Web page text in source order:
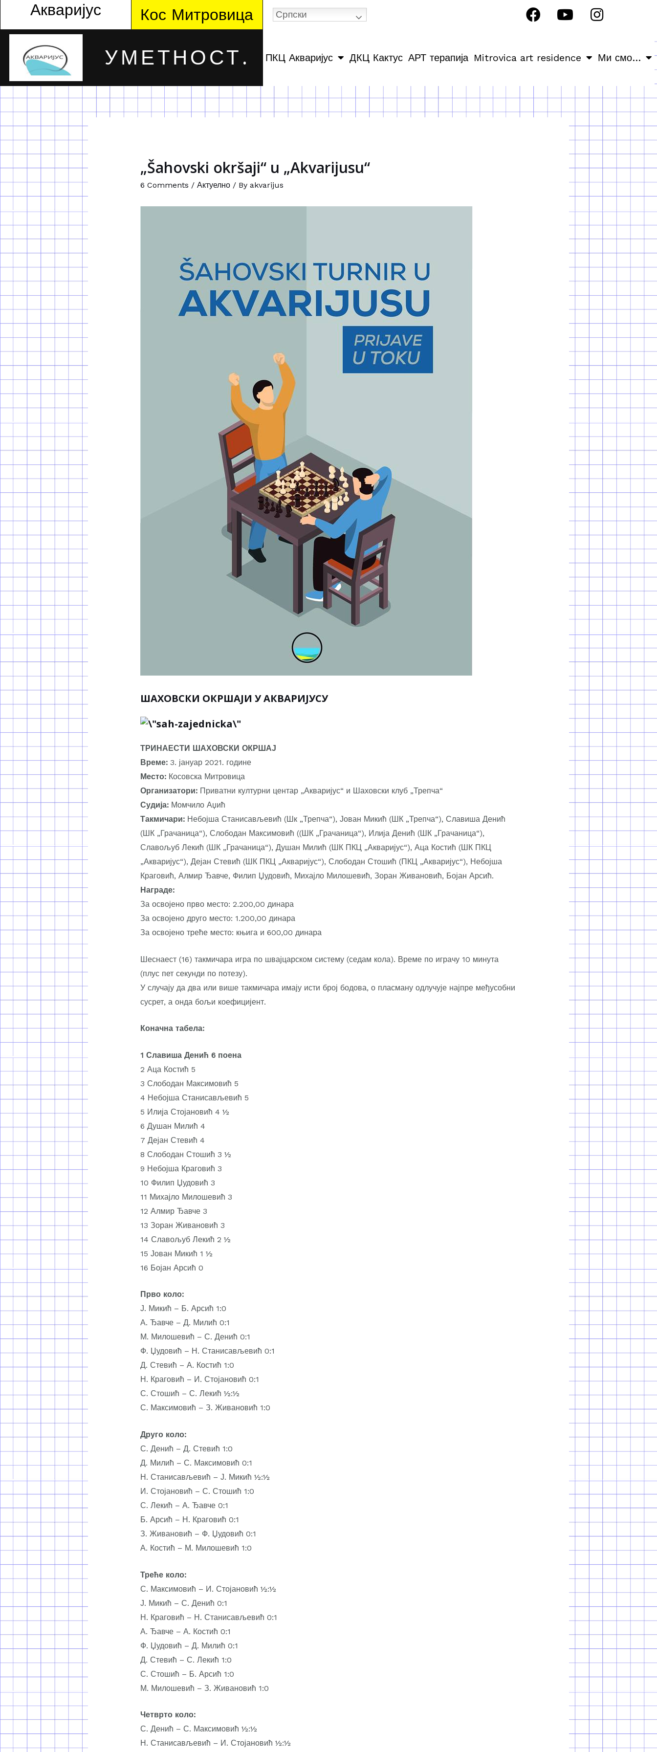
Акваријус Кос Митровица Српски
УМЕТНОСТ. ПКЦ Акваријус ДКЦ Кактус АРТ терапија Mitrovica art residence Ми смо…
„Šahovski okršaji“ u „Akvarijusu“
6 Comments / Актуелно/ By akvarijus
ШАХОВСКИ ОКРШАЈИ У АКВАРИЈУСУ
ТРИНАЕСТИ ШАХОВСКИ ОКРШАЈ
Време:3. јануар 2021. године
Место:Косовска Митровица
Организатори:Приватни културни центар „Акваријус“ и Шаховски клуб „Трепча“
Судија:Момчило Аџић
Такмичари:Небојша Станисављевић (Шк „Трепча“), Јован Микић (ШК „Трепча“), Славиша Денић
(ШК „Грачаница“), Слободан Максимовић ((ШК „Грачаница“), Илија Денић (ШК „Грачаница“),
Славољуб Лекић (ШК „Грачаница“), Душан Милић (ШК ПКЦ „Акваријус“), Аца Костић (ШК ПКЦ
„Акваријус“), Дејан Стевић (ШК ПКЦ „Акваријус“), Слободан Стошић (ПКЦ „Акваријус“), Небојша
Краговић, Алмир Ђавче, Филип Џудовић, Михајло Милошевић, Зоран Живановић, Бојан Арсић.
Награде:
За освојено прво место: 2.200,00 динара
За освојено друго место: 1.200,00 динара
За освојено треће место: књига и 600,00 динара
Шеснаест (16) такмичара игра по швајцарском систему (седам кола). Време по играчу 10 минута
(плус пет секунди по потезу).
У случају да два или више такмичара имају исти број бодова, о пласману одлучује најпре међусобни
сусрет, а онда бољи коефицијент.
Коначна табела:
1 Славиша Денић 6 поена
2 Аца Костић 5
3 Слободан Максимовић 5
4 Небојша Станисављевић 5
5 Илија Стојановић 4 ½
6 Душан Милић 4
7 Дејан Стевић 4
8 Слободан Стошић 3 ½
9 Небојша Краговић 3
10 Филип Џудовић 3
11 Михајло Милошевић 3
12 Алмир Ђавче 3
13 Зоран Живановић 3
14 Славољуб Лекић 2 ½
15 Јован Микић 1 ½
16 Бојан Арсић 0
Прво коло:
Ј. Микић – Б. Арсић 1:0
А. Ђавче – Д. Милић 0:1
М. Милошевић – С. Денић 0:1
Ф. Џудовић – Н. Станисављевић 0:1
Д. Стевић – А. Костић 1:0
Н. Краговић – И. Стојановић 0:1
С. Стошић – С. Лекић ½:½
С. Максимовић – З. Живановић 1:0
Друго коло:
С. Денић – Д. Стевић 1:0
Д. Милић – С. Максимовић 0:1
Н. Станисављевић – Ј. Микић ½:½
И. Стојановић – С. Стошић 1:0
С. Лекић – А. Ђавче 0:1
Б. Арсић – Н. Краговић 0:1
З. Живановић – Ф. Џудовић 0:1
А. Костић – М. Милошевић 1:0
Треће коло:
С. Максимовић – И. Стојановић ½:½
Ј. Микић – С. Денић 0:1
Н. Краговић – Н. Станисављевић 0:1
А. Ђавче – А. Костић 0:1
Ф. Џудовић – Д. Милић 0:1
Д. Стевић – С. Лекић 1:0
С. Стошић – Б. Арсић 1:0
М. Милошевић – З. Живановић 1:0
Четврто коло:
С. Денић – С. Максимовић ½:½
Н. Станисављевић – И. Стојановић ½:½